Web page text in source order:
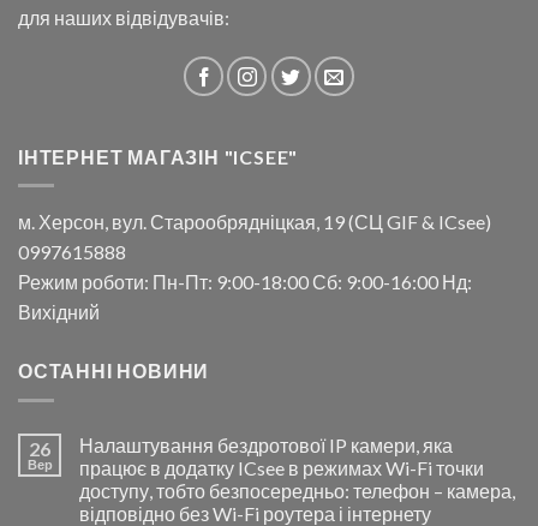
для наших відвідувачів:
ІНТЕРНЕТ МАГАЗІН "ICSEE"
м. Херсон, вул. Старообрядніцкая, 19 (СЦ GIF & ICsee)
0997615888
Режим роботи: Пн-Пт: 9:00-18:00 Сб: 9:00-16:00 Нд:
Вихідний
ОСТАННІ НОВИНИ
26
Вер
Налаштування бездротової IP камери, яка
працює в додатку ICsee в режимах Wi-Fi точки
доступу, тобто безпосередньо: телефон – камера,
відповідно без Wi-Fi роутера і інтернету